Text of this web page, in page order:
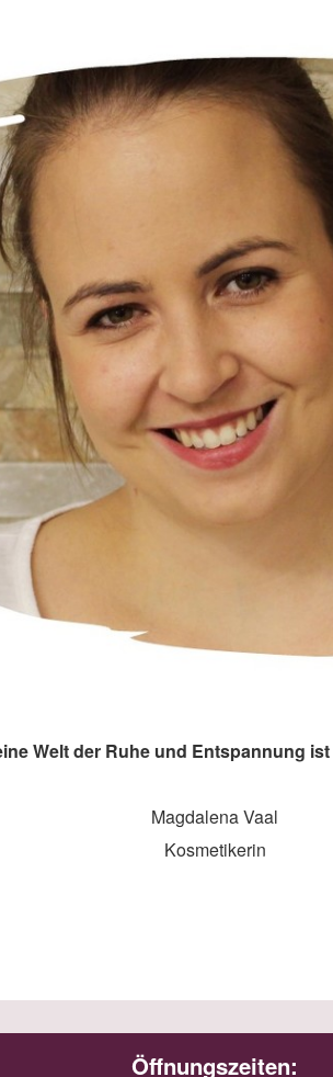
Welt der Ruhe und Entspannung
Magdalena Vaal
Kosmetikerin
Öffnungszeiten: